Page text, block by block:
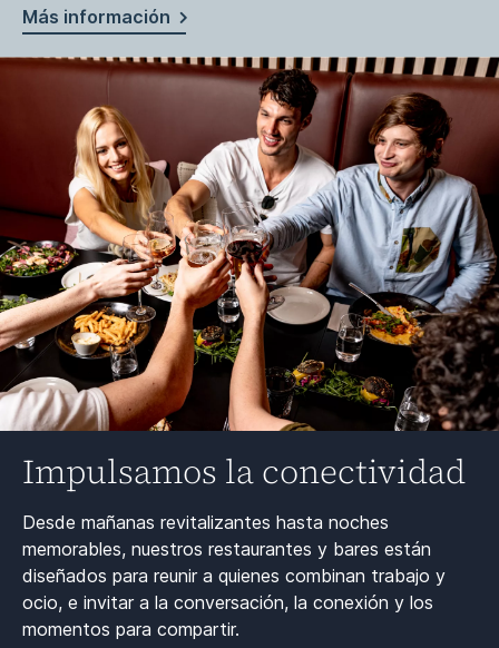
Más información
Impulsamos la conectividad
Desde mañanas revitalizantes hasta noches
memorables, nuestros restaurantes y bares están
diseñados para reunir a quienes combinan trabajo y
ocio, e invitar a la conversación, la conexión y los
momentos para compartir.​